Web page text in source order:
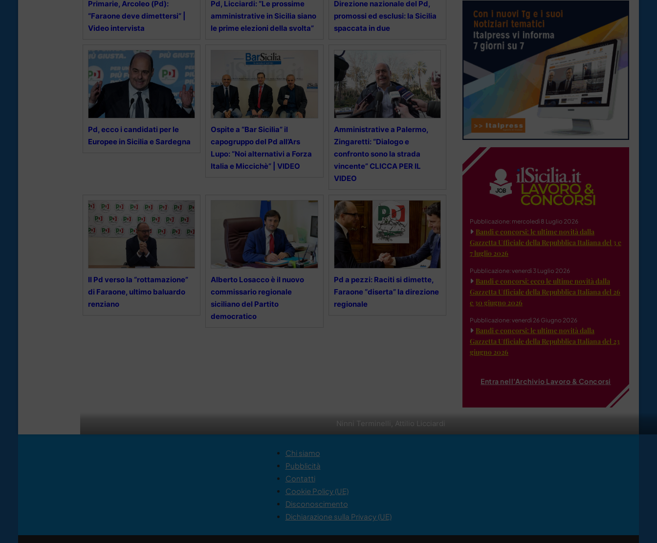
Ninni Terminelli, Attilio Licciardi
Primarie, Arcoleo (Pd):
“Faraone deve dimettersi” |
Video intervista
Pd, Licciardi: “Le prossime
amministrative in Sicilia siano
le prime elezioni della svolta”
Direzione nazionale del Pd,
promossi ed esclusi: la Sicilia
spaccata in due
Pd, ecco i candidati per le
Europee in Sicilia e Sardegna
Ospite a “Bar Sicilia” il
capogruppo del Pd all’Ars
Lupo: “Noi alternativi a Forza
Italia e Miccichè” | VIDEO
Amministrative a Palermo,
Zingaretti: “Dialogo e
confronto sono la strada
vincente” CLICCA PER IL
VIDEO
Il Pd verso la “rottamazione”
di Faraone, ultimo baluardo
renziano
Alberto Losacco è il nuovo
commissario regionale
siciliano del Partito
democratico
Pd a pezzi: Raciti si dimette,
Faraone “diserta” la direzione
regionale
Pubblicazione: mercoledì 8 Luglio 2026
Bandi e concorsi: le ultime novità dalla
Gazzetta Ufficiale della Repubblica Italiana del 3 e
7 luglio 2026
Pubblicazione: venerdì 3 Luglio 2026
Bandi e concorsi: ecco le ultime novità dalla
Gazzetta Ufficiale della Repubblica Italiana del 26
e 30 giugno 2026
Pubblicazione: venerdì 26 Giugno 2026
Bandi e concorsi: le ultime novità dalla
Gazzetta Ufficiale della Repubblica Italiana del 23
giugno 2026
Entra nell'Archivio Lavoro & Concorsi
Chi siamo
Pubblicità
Contatti
Cookie Policy (UE)
Disconoscimento
Dichiarazione sulla Privacy (UE)